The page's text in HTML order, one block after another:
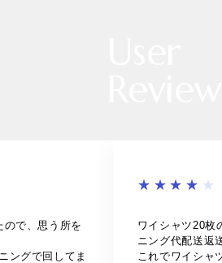
で、思う所を
ングで回してま
ワイシャツ20枚
ニング代配送返
これでワイシャ